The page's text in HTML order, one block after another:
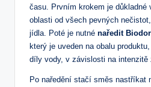
času. Prvním krokem je důkladné
oblasti od všech pevných
jídla. Poté je nutné naředit
který je uveden na obalu
díly vody, v závislosti na intenzitě
Po naředění stačí směs nastříkat